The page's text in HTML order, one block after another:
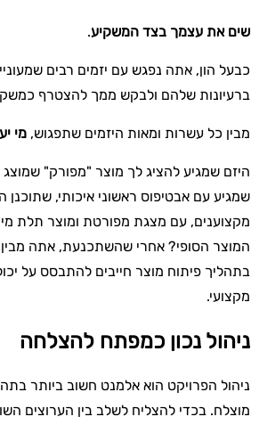
שים את עצמך בצד המשקיע.
כבעל הון, אתה נפגש עם יזמים רבים
ברעיונות שלהם ולבקש ממך להצטרף
מבין כל עשרות ומאות היזמים שתפגוש, מי
היזם שמגיע להציג לך מוצר "מפורק" שמוצג
שמגיע עם אבטיפוס ראשוני איכותי, שתוכנן
מקצוענים, עם מצגת מפורטת ומוצר תלת
המוצר הסופי? אחרי שהשתכנעת, אתה
בתהליך פיתוח מוצר חייבים להתבסס על
מקצועי.
ניהול נכון כמפתח להצלחה
ניהול הפרויקט הוא אלמנט חשוב ביותר
מוצלח. בכדי להצליח לשלב בין הערוצים